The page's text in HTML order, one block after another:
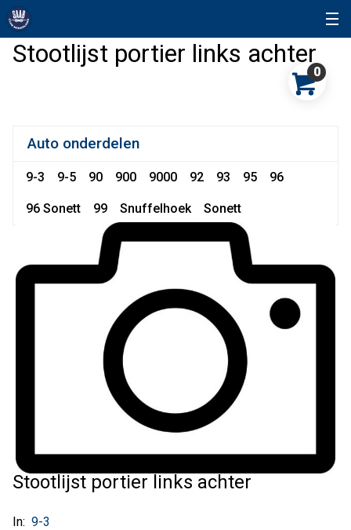
Stootlijst portier links achter
0
Auto onderdelen
9-3 9-5 90 900 9000 92 93 95 96
96 Sonett 99 Snuffelhoek Sonett
Stootlijst portier links achter
In: 9-3